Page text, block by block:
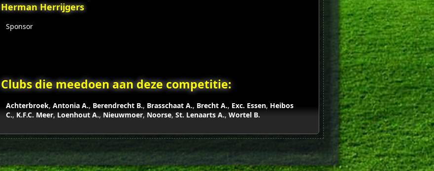
Herman Herrijgers
Sponsor
Clubs die meedoen aan deze competitie:
Achterbroek, Antonia A., Berendrecht B., Brasschaat A., Brecht A., Exc. Essen, Heibos
C., K.F.C. Meer, Loenhout A., Nieuwmoer, Noorse, St. Lenaarts A., Wortel B.